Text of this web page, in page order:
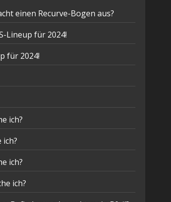
einen Recurve-Bogen aus?
Lineup für 2024!
für 2024!
ich?
ich?
ich?